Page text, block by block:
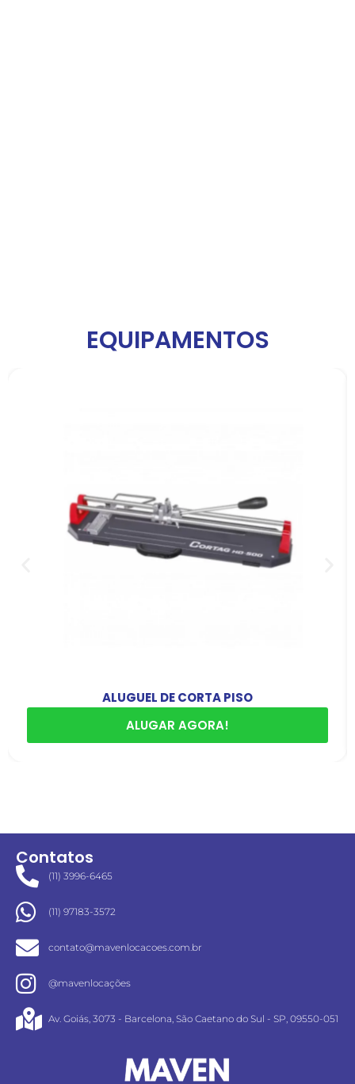
EQUIPAMENTOS
ALUGUEL DE CORTA PISO
ALUGAR AGORA!
Contatos
(11) 3996-6465
(11) 97183-3572
contato@mavenlocacoes.com.br
@mavenlocações
Av. Goiás, 3073 - Barcelona, São Caetano do Sul - SP, 09550-051